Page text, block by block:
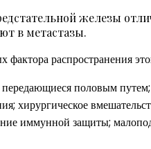
железы
в метастазы.
распространения
половым
хирургическое
иммунной защиты;